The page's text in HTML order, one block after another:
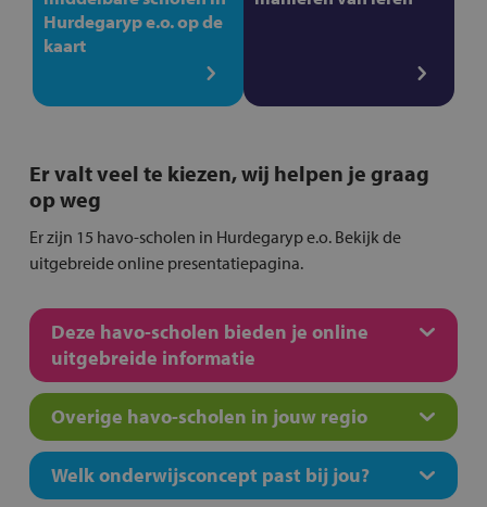
Hurdegaryp e.o. op de
kaart
Er valt veel te kiezen, wij helpen je graag
op weg
Er zijn 15 havo-scholen in Hurdegaryp e.o. Bekijk de
uitgebreide online presentatiepagina.
Deze havo-scholen bieden je online
uitgebreide informatie
Overige havo-scholen in jouw regio
Welk onderwijsconcept past bij jou?